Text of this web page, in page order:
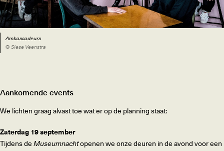
Ambassadeurs
© Siese Veenstra
Aankomende events
We lichten graag alvast toe wat er op de planning staat:
Zaterdag 19 september
Tijdens deMuseumnachtopenen we onze deuren in de avond voor een